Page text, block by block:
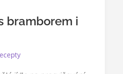
bramborem i